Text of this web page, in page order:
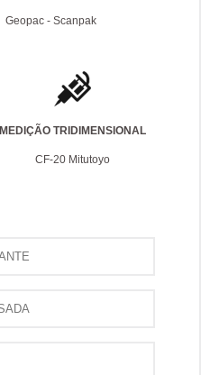
Geopac - Scanpak
MEDIÇÃO TRIDIMENSIONAL
CF-20 Mitutoyo